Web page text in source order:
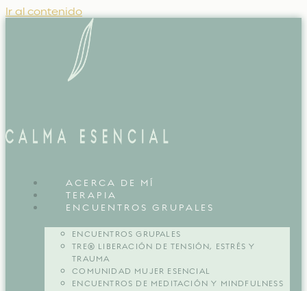
Ir al contenido
ACERCA DE MÍ
TERAPIA
ENCUENTROS GRUPALES
ENCUENTROS GRUPALES
TRE® LIBERACIÓN DE TENSIÓN, ESTRÉS Y
TRAUMA
COMUNIDAD MUJER ESENCIAL
ENCUENTROS DE MEDITACIÓN Y MINDFULNESS